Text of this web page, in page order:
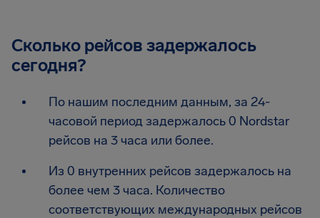
Сколько рейсов задержалось
сегодня?
По нашим последним данным, за 24-
часовой период задержалось 0 Nordstar
рейсов на 3 часа или более.
Из 0 внутренних рейсов задержалось на
более чем 3 часа. Количество
соответствующих международных рейсов